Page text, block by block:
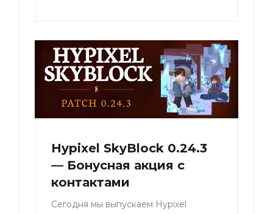
Hypixel SkyBlock 0.24.3
— Бонусная акция с
контактами
Сегодня мы выпускаем Hypixel